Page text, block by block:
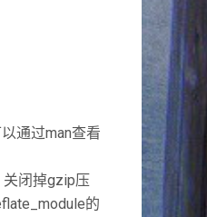
通过man查看
关闭掉gzip压
的